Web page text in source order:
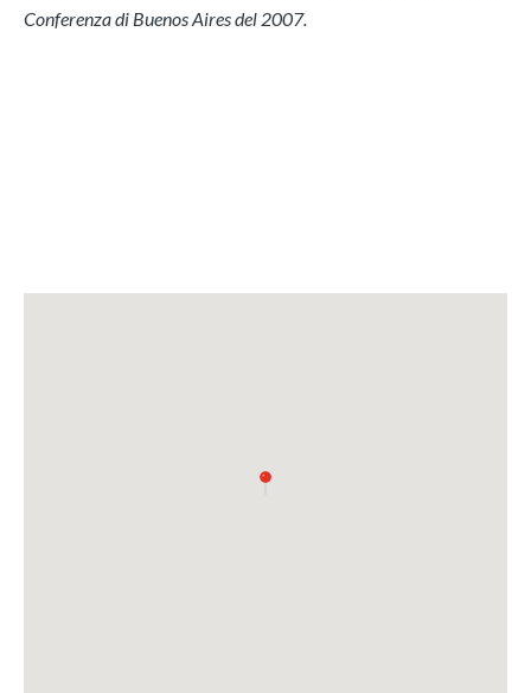
Conferenza di Buenos Aires del 2007.